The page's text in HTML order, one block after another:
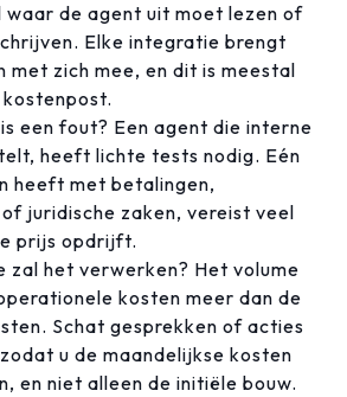
waar de agent uit moet lezen of
Elke integratie brengt
met zich mee, en dit is meestal
een fout? Een agent die interne
heeft lichte tests nodig. Eén
heeft met betalingen,
juridische zaken, vereist veel
prijs opdrijft.
zal het verwerken? Het volume
kosten meer dan de
Schat gesprekken of acties
u de maandelijkse kosten
en niet alleen de initiële bouw.